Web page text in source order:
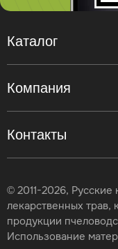
Контакты
Каталог
Компания
© 2011-2026,
лекарственных трав,
продукции
Использование